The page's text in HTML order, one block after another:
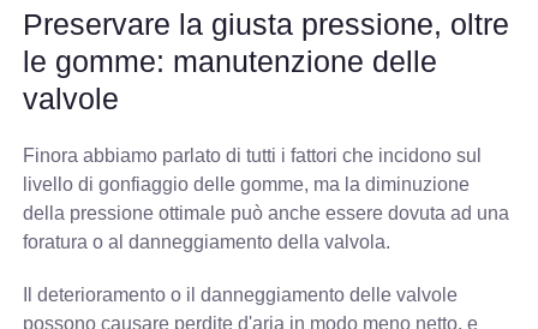
Preservare la giusta pressione, oltre
le gomme: manutenzione delle
valvole
Finora abbiamo parlato di tutti i fattori che incidono sul
livello di gonfiaggio delle gomme, ma la diminuzione
della pressione ottimale può anche essere dovuta ad una
foratura o al danneggiamento della valvola.
Il deterioramento o il danneggiamento delle valvole
possono causare perdite d'aria in modo meno netto, e